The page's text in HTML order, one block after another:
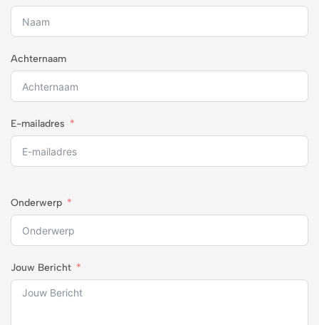
Achternaam
E-mailadres
Onderwerp
Jouw Bericht